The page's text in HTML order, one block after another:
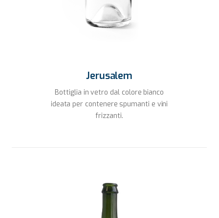
Jerusalem
Bottiglia in vetro dal colore bianco
ideata per contenere spumanti e vini
frizzanti.